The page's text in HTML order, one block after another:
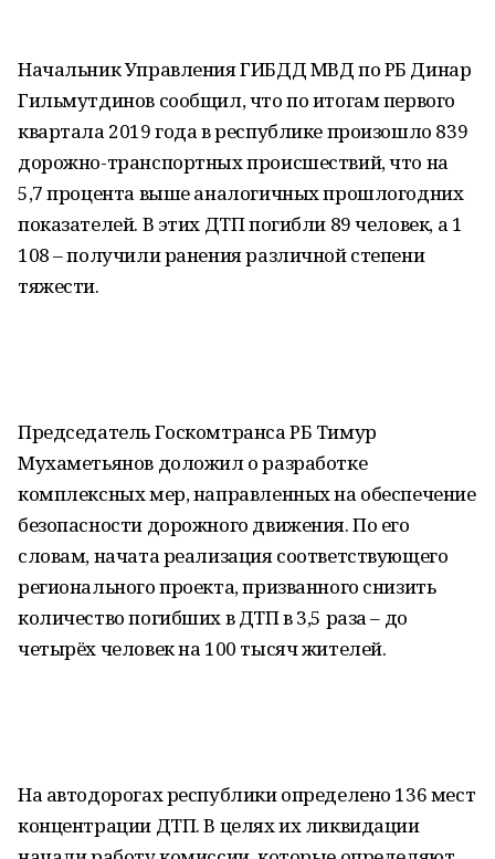
Начальник Управления ГИБДД МВД по РБ Динар
Гильмутдинов сообщил, что по итогам первого
квартала 2019 года в республике произошло 839
дорожно-транспортных происшествий, что на
5,7 процента выше аналогичных прошлогодних
показателей. В этих ДТП погибли 89 человек, а 1
108 – получили ранения различной степени
тяжести.
Председатель Госкомтранса РБ Тимур
Мухаметьянов доложил о разработке
комплексных мер, направленных на обеспечение
безопасности дорожного движения. По его
словам, начата реализация соответствующего
регионального проекта, призванного снизить
количество погибших в ДТП в 3,5 раза – до
четырёх человек на 100 тысяч жителей.
На автодорогах республики определено 136 мест
концентрации ДТП. В целях их ликвидации